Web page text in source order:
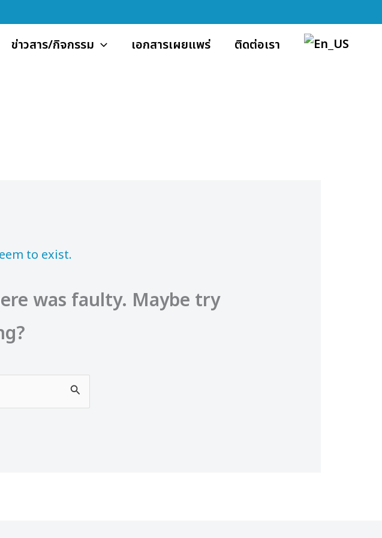
ข่าวสาร/กิจกรรม เอกสารเผยแพร่ ติดต่อเรา
to exist.
was faulty. Maybe try